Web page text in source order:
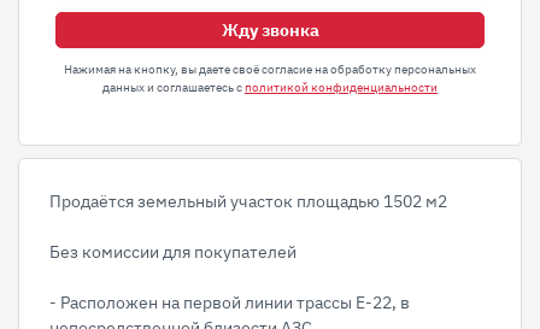
Жду звонка
Нажимая на кнопку, вы даете своё согласие на обработку персональных
данных и соглашаетесь сполитикой конфиденциальности
Продаётся земельный участок площадью 1502 м2
Без комиссии для покупателей
- Расположен на первой линии трассы Е-22, в